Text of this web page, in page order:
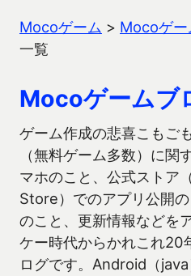
Mocoゲーム > Mocoゲー
一覧
Mocoゲームブ
ゲーム作成の悲喜こもご
（無料ゲーム多数）に関
マホのこと、公式ストア
Store）でのアプリ公開
のこと、更新情報などを
ケー時代からかれこれ20
ログです。Android（